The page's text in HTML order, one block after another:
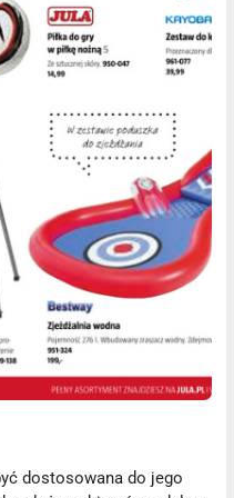
dostosowana do jego